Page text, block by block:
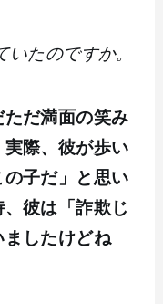
たのですか。
ただ満面の笑み
際、彼が歩い
子だ」と思い
彼は「詐欺じ
ましたけどね